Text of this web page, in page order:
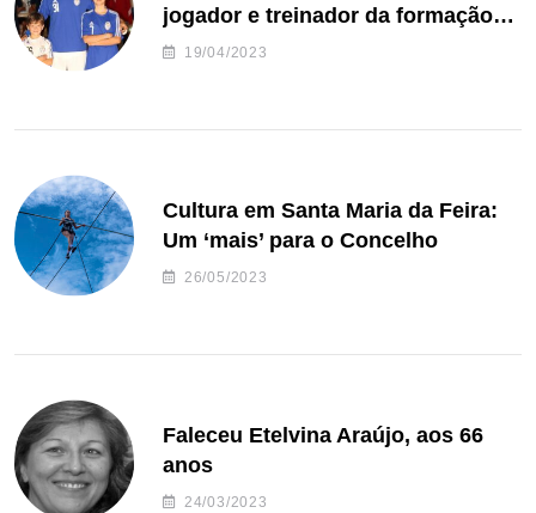
jogador e treinador da formação
de andebol do Feirense
19/04/2023
Cultura em Santa Maria da Feira:
Um ‘mais’ para o Concelho
26/05/2023
Faleceu Etelvina Araújo, aos 66
anos
24/03/2023